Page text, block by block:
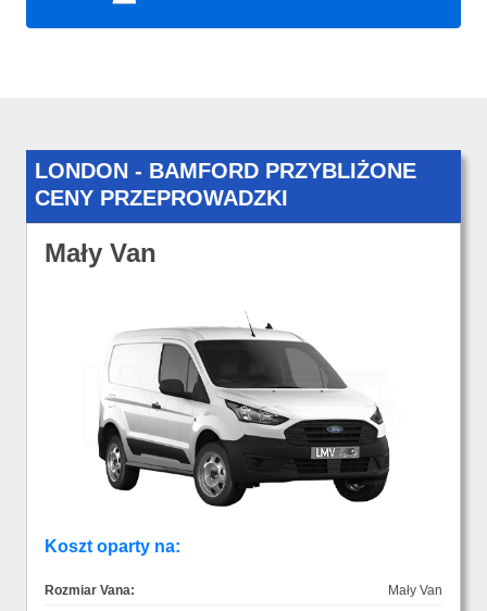
LONDON - BAMFORD PRZYBLIŻONE
CENY PRZEPROWADZKI
Mały Van
Koszt oparty na:
Rozmiar Vana:
Mały Van